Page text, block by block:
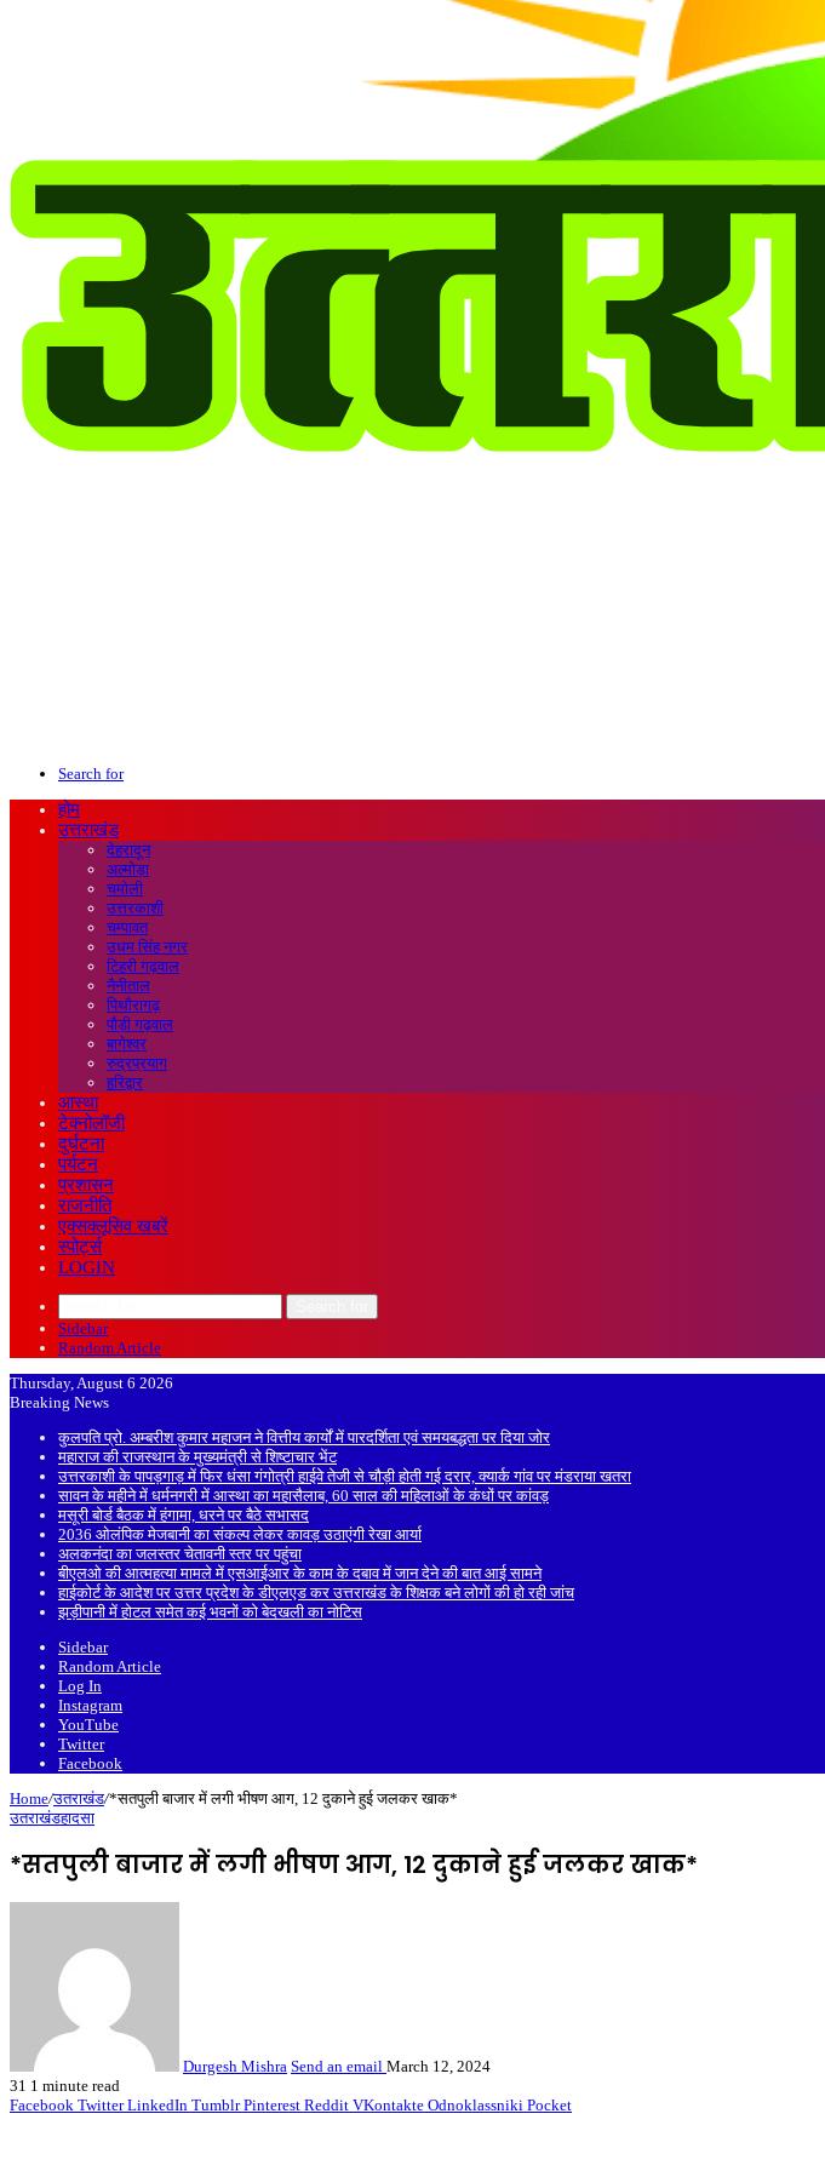
Search for
होम
उत्तराखंड
देहरादून
अल्मोड़ा
चमोली
उत्तरकाशी
चम्पावत
उधम सिंह नगर
टिहरी गढ़वाल
नैनीताल
पिथौरागढ़
पौड़ी गढ़वाल
बागेश्वर
रुद्रप्रयाग
हरिद्वार
आस्था
टेक्नोलॉजी
दुर्घटना
पर्यटन
प्रशासन
राजनीति
एक्सक्लूसिव खबरें
स्पोर्ट्स
LOGIN
Sidebar
Random Article
Thursday, August 6 2026
Breaking News
कुलपति प्रो. अम्बरीश कुमार महाजन ने वित्तीय कार्यों में पारदर्शिता एवं समयबद्धता पर दिया जोर
महाराज की राजस्थान के मुख्यमंत्री से शिष्टाचार भेंट
उत्तरकाशी के पापड़गाड़ में फिर धंसा गंगोत्री हाईवे तेजी से चौड़ी होती गई दरार, क्यार्क गांव पर मंडराया खतरा
सावन के महीने में धर्मनगरी में आस्था का महासैलाब, 60 साल की महिलाओं के कंधों पर कांवड़
मसूरी बोर्ड बैठक में हंगामा, धरने पर बैठे सभासद
2036 ओलंपिक मेजबानी का संकल्प लेकर कावड़ उठाएंगी रेखा आर्या
अलकनंदा का जलस्तर चेतावनी स्तर पर पहुंचा
बीएलओ की आत्महत्या मामले में एसआईआर के काम के दबाव में जान देने की बात आई सामने
हाईकोर्ट के आदेश पर उत्तर प्रदेश के डीएलएड कर उत्तराखंड के शिक्षक बने लोगों की हो रही जांच
झड़ीपानी में होटल समेत कई भवनों को बेदखली का नोटिस
Sidebar
Random Article
Log In
Instagram
YouTube
Twitter
Facebook
Home/उतराखंड/*सतपुली बाजार में लगी भीषण आग, 12 दुकाने हुई जलकर खाक*
उतराखंडहादसा
*सतपुली बाजार में लगी भीषण आग, 12 दुकाने हुई जलकर खाक*
Durgesh Mishra Send an email March 12, 2024
31 1 minute read
Facebook Twitter LinkedIn Tumblr Pinterest Reddit VKontakte Odnoklassniki Pocket